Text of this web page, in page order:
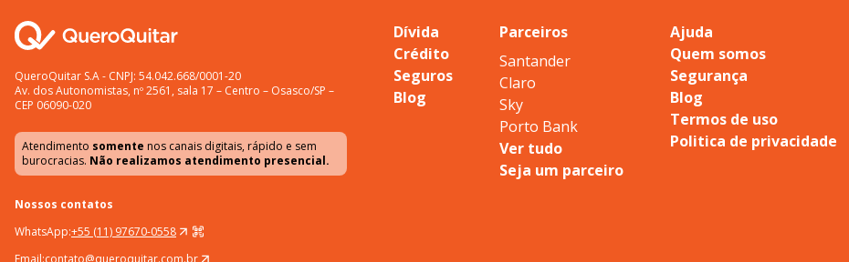
QueroQuitar S.A - CNPJ: 54.042.668/0001-20
Av. dos Autonomistas, nº 2561, sala 17 – Centro – Osasco/SP –
CEP 06090-020
Atendimento somente nos canais digitais, rápido e sem
burocracias. Não realizamos atendimento presencial.
Nossos contatos
WhatsApp:+55 (11) 97670-0558
Email:contato@queroquitar.com.br
Dívida
Crédito
Seguros
Blog
Parceiros
Santander
Claro
Sky
Porto Bank
Ver tudo
Seja um parceiro
Ajuda
Quem somos
Segurança
Blog
Termos de uso
Politica de privacidade